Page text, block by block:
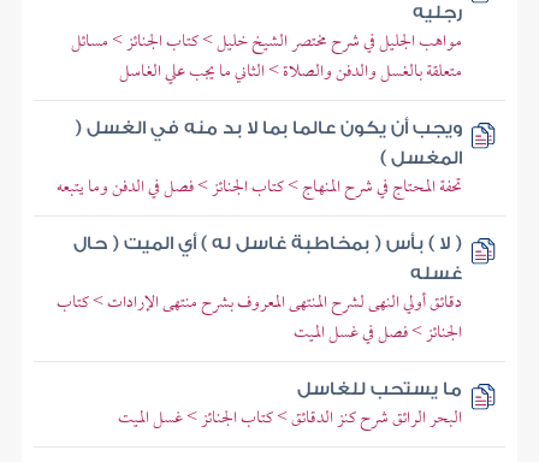
رجليه
مواهب الجليل في شرح مختصر الشيخ خليل > كتاب الجنائز > مسائل
متعلقة بالغسل والدفن والصلاة > الثاني ما يجب علي الغاسل
ويجب أن يكون عالما بما لا بد منه في الغسل (
المغسل )
تحفة المحتاج في شرح المنهاج > كتاب الجنائز > فصل في الدفن وما يتبعه
( لا ) بأس ( بمخاطبة غاسل له ) أي الميت ( حال
غسله
دقائق أولي النهى لشرح المنتهى المعروف بشرح منتهى الإرادات > كتاب
الجنائز > فصل في غسل الميت
ما يستحب للغاسل
البحر الرائق شرح كنز الدقائق > كتاب الجنائز > غسل الميت